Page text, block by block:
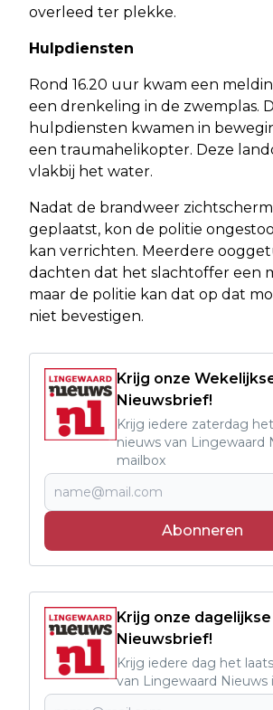
overleed ter plekke.
Hulpdiensten
Rond 16.20 uur kwam een
een drenkeling in de zwemplas.
hulpdiensten kwamen in
een traumahelikopter. Deze
vlakbij het water.
Nadat de brandweer
geplaatst, kon de politie
kan verrichten. Meerdere
dachten dat het slachtoffer een
maar de politie kan dat op dat
niet bevestigen.
Krijg onze
Nieuwsbrief!
Krijg iedere zaterdag
nieuws van Lingewaard
mailbox
Abonneren
Krijg onze dagelijkse
Nieuwsbrief!
Krijg iedere dag het
van Lingewaard Nieuws